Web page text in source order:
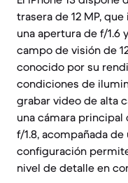
trasera de 12 MP,
una apertura de f/1.6
campo de visión de
conocido por su
condiciones de
grabar video de alta
una cámara principal
f/1.8, acompañada de
configuración
nivel de detalle en